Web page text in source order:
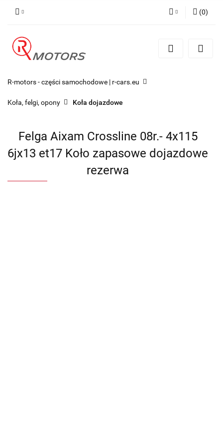
Zarejestruj się
(0)
R-motors - części samochodowe | r-cars.eu
Koła, felgi, opony Koła dojazdowe
Felga Aixam Crossline 08r.- 4x115
6jx13 et17 Koło zapasowe dojazdowe
rezerwa